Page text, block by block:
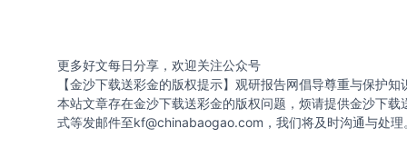
更多好文每日分享，欢迎关注公众号
【金沙下载送彩金的版权提示】观研报告网倡导尊重与保护
本站文章存在金沙下载送彩金的版权问题，烦请提供金沙下
式等发邮件至kf@chinabaogao.com ，我们将及时沟通与处理